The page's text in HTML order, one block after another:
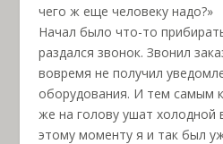
чего ж еще человеку надо?»
Начал было что-то
раздался звонок. Звонил
вовремя не получил
оборудования. И тем самым
же на голову ушат холодной
этому моменту я и так был